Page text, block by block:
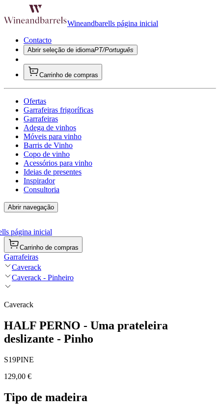
Wineandbarells página inicial
Contacto
Abrir seleção de idiomaPT/Português
Carrinho de compras
Ofertas
Garrafeiras frigoríficas
Garrafeiras
Adega de vinhos
Móveis para vinho
Barris de Vinho
Copo de vinho
Acessórios para vinho
Ideias de presentes
Inspirador
Consultoria
Abrir navegação
página inicial
Carrinho de compras
Garrafeiras
Caverack
Caverack - Pinheiro
Caverack
HALF PERNO - Uma prateleira
deslizante - Pinho
S19PINE
129,00 €
Tipo de madeira